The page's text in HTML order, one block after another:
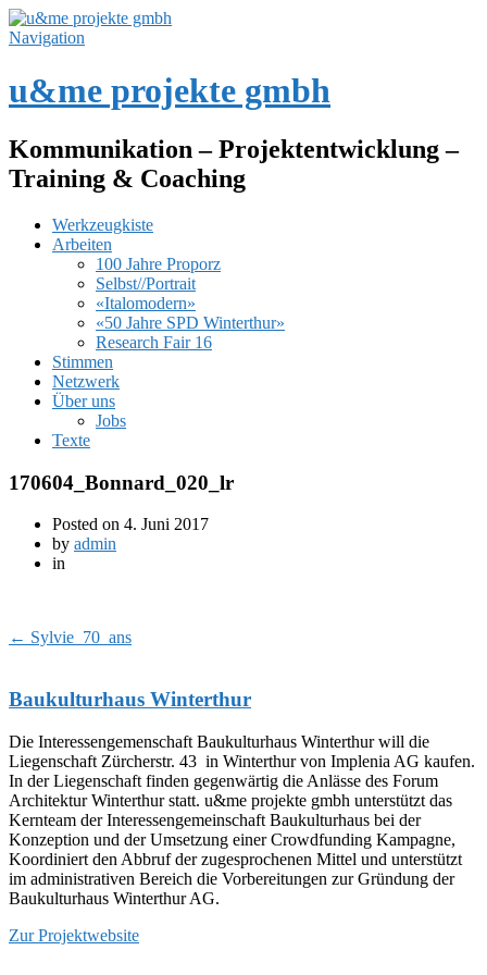
Navigation
u&me projekte gmbh
Kommunikation – Projektentwicklung –
Training & Coaching
Werkzeugkiste
Arbeiten
100 Jahre Proporz
Selbst//Portrait
«Italomodern»
«50 Jahre SPD Winterthur»
Research Fair 16
Stimmen
Netzwerk
Über uns
Jobs
Texte
170604_Bonnard_020_lr
Posted on 4. Juni 2017
by admin
in
← Sylvie_70_ans
Baukulturhaus Winterthur
Die Interessengemenschaft Baukulturhaus Winterthur will die
Liegenschaft Zürcherstr. 43 in Winterthur von Implenia AG kaufen.
In der Liegenschaft finden gegenwärtig die Anlässe des Forum
Architektur Winterthur statt. u&me projekte gmbh unterstützt das
Kernteam der Interessengemeinschaft Baukulturhaus bei der
Konzeption und der Umsetzung einer Crowdfunding Kampagne,
Koordiniert den Abbruf der zugesprochenen Mittel und unterstützt
im administrativen Bereich die Vorbereitungen zur Gründung der
Baukulturhaus Winterthur AG.
Zur Projektwebsite